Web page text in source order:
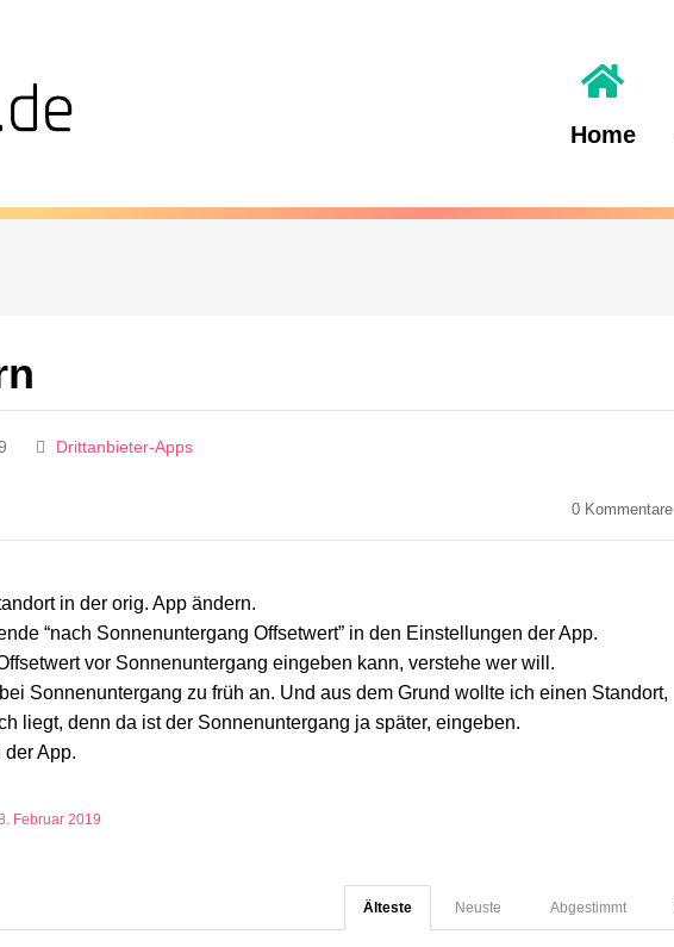
Home
Drittanbieter-Apps
0 Kommentare
in der orig. App ändern.
“nach Sonnenuntergang Offsetwert” in den Einstellungen der App.
vor Sonnenuntergang eingeben kann, verstehe wer will.
Sonnenuntergang zu früh an. Und aus dem Grund wollte ich einen Standort,
liegt, denn da ist der Sonnenuntergang ja später, eingeben.
App.
Februar 2019
Abgestimmt
Neuste
Älteste